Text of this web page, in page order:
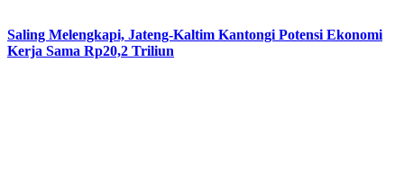
Saling Melengkapi, Jateng-Kaltim Kantongi Potensi Ekonomi
Kerja Sama Rp20,2 Triliun